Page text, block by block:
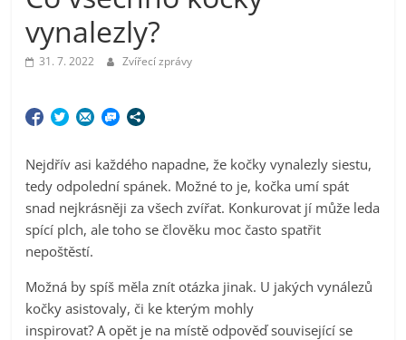
vynalezly?
31. 7. 2022 Zvířecí zprávy
Nejdřív asi každého napadne, že kočky vynalezly siestu,
tedy odpolední spánek. Možné to je, kočka umí spát
snad nejkrásněji za všech zvířat. Konkurovat jí může leda
spící plch, ale toho se člověku moc často spatřit
nepoštěstí.
Možná by spíš měla znít otázka jinak. U jakých vynálezů
kočky asistovaly, či ke kterým mohly
inspirovat? A opět je na místě odpověď související se